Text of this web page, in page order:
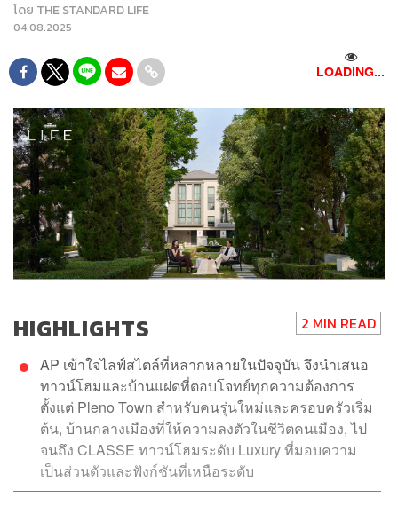
โดย THE STANDARD LIFE
04.08.2025
LOADING...
HIGHLIGHTS 2 MIN READ
AP เข้าใจไลฟ์สไตล์ที่หลากหลายในปัจจุบัน จึงนำเสนอ
ทาวน์โฮมและบ้านแฝดที่ตอบโจทย์ทุกความต้องการ
ตั้งแต่ Pleno Town สำหรับคนรุ่นใหม่และครอบครัวเริ่ม
ต้น, บ้านกลางเมืองที่ให้ความลงตัวในชีวิตคนเมือง, ไป
จนถึง CLASSE ทาวน์โฮมระดับ Luxury ที่มอบความ
เป็นส่วนตัวและฟังก์ชันที่เหนือระดับ